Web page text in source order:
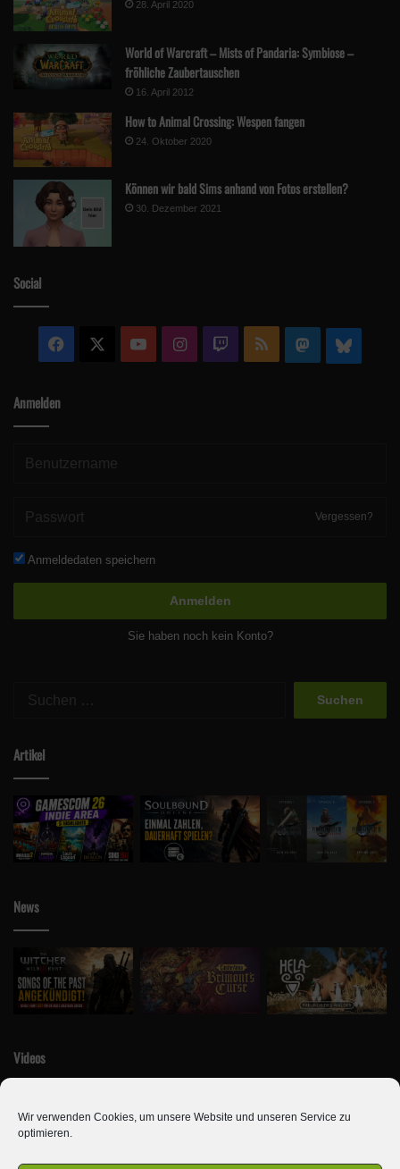
Wir verwenden Cookies, um unsere Website und unseren Service zu
optimieren.
28. April 2020
World of Warcraft – Mists of Pandaria: Symbiose –
fröhliche Zaubertauschen
16. April 2012
How to Animal Crossing: Wespen fangen
24. Oktober 2020
Können wir bald Sims anhand von Fotos erstellen?
30. Dezember 2021
Social
Facebook YouTubeInstagram
Twitch RSS Mastodon
Anmelden
Vergessen?
Anmeldedaten speichern
Anmelden
Sie haben noch kein Konto?
Artikel
News
Videos